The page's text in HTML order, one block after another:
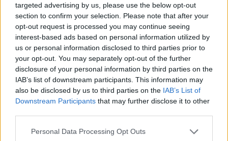
targeted advertising by us, please use the below opt-out
section to confirm your selection. Please note that after your
opt-out request is processed you may continue seeing
interest-based ads based on personal information utilized by
us or personal information disclosed to third parties prior to
your opt-out. You may separately opt-out of the further
disclosure of your personal information by third parties on the
IAB’s list of downstream participants. This information may
also be disclosed by us to third parties on the IAB’s List of
Downstream Participants that may further disclose it to other
Personal Data Processing Opt Outs
Δείτε αυτή τη δημοσίευση στο Instagram.
Η δημοσίευση κοινοποιήθηκε από @brooklynbeckham